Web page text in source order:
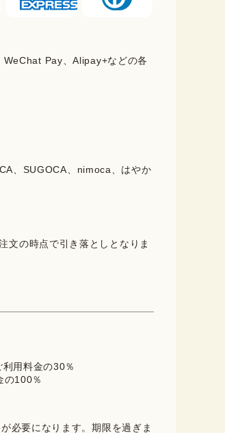
WeChat Pay、Alipay+などの各
、SUGOCA、nimoca、はやか
文の時点で引き落としとなりま
用料金の30％
の100％
必要になります。期限を過ぎま